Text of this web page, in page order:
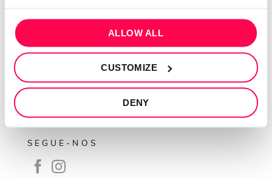
ALLOW ALL
CUSTOMIZE
DENY
INFORMAÇÕES
Política de privacidade
Termos e condições
SEGUE-NOS